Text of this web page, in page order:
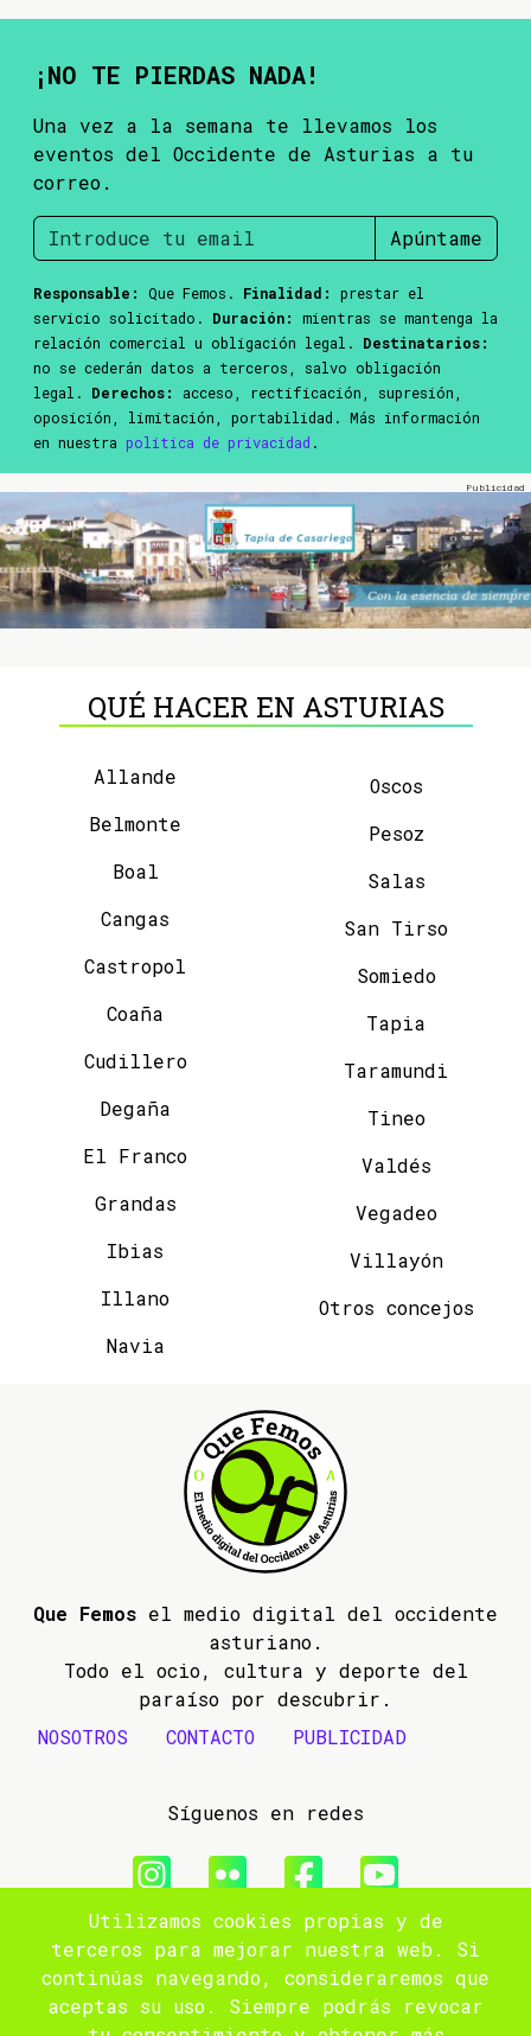
¡NO TE PIERDAS NADA!
Una vez a la semana te llevamos los
eventos del Occidente de Asturias a tu
correo.
Apúntame
Responsable: Que Femos. Finalidad:
prestar el
servicio solicitado. Duración:
mientras se mantenga la
relación comercial u obligación legal. Destinatarios:
no se cederán datos a terceros, salvo obligación
legal. Derechos:
acceso, rectificación, supresión,
oposición, limitación, portabilidad. Más información
en nuestra política de privacidad .
QUÉ HACER EN ASTURIAS
Allande
Belmonte
Boal
Cangas
Castropol
Coaña
Cudillero
Degaña
El Franco
Grandas
Ibias
Illano
Navia
Oscos
Pesoz
Salas
San Tirso
Somiedo
Tapia
Taramundi
Tineo
Valdés
Vegadeo
Villayón
Otros concejos
Que Femos el medio digital del occidente
asturiano.
Todo el ocio, cultura y deporte del
paraíso por descubrir.
NOSOTROS
CONTACTO PUBLICIDAD
Síguenos en redes
© 2009- 2026 Que Femos
Utilizamos cookies propias y de
terceros para mejorar nuestra web. Si
continúas navegando, consideraremos que
aceptas su uso. Siempre podrás revocar